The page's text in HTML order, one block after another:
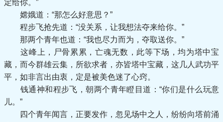
定给你。”
嫦娥道：“那怎么好意思？”
程步飞抢先道：“没关系，让我想法夺来给你。”
那两个青年也道：“我也尽力而为，夺取送你。”
这峰上，尸骨累累，亡魂无数，此等下场，均为塔中宝
藏，而今群雄云集，所欲求者，亦皆塔中宝藏，这几人武功平
平，如非言出由衷，定是被美色迷了心窍。
钱通神和程步飞，朝两个青年瞪目道：“你们是什么玩意
儿。”
四个青年闻言，正要发作，忽见场中之人，纷纷向塔前涌